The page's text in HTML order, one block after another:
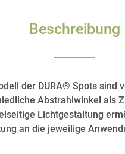
Beschreibung
der DURA® Spots sind
Abstrahlwinkel als
Lichtgestaltung
an die jeweilige